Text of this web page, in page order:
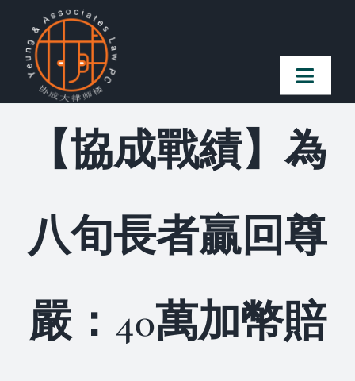
content
Toggle
案件簡介
常見問題
【協成戰績】為
八旬長者贏回尊
嚴：40萬加幣賠